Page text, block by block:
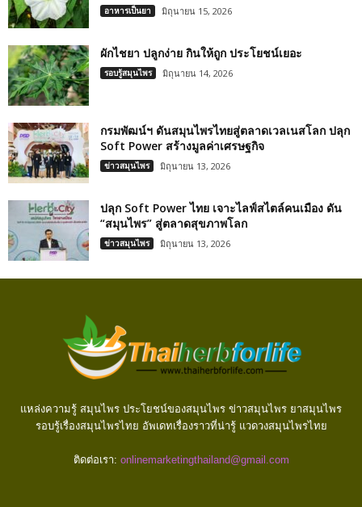
อาหารเป็นยา มิถุนายน 15, 2026
ผักไชยา ปลูกง่าย กินให้ถูก ประโยชน์เยอะ
รอบรู้สมุนไพร มิถุนายน 14, 2026
กรมพัฒน์ฯ ดันสมุนไพรไทยสู่ตลาดเวลเนสโลก ปลุก
Soft Power สร้างมูลค่าเศรษฐกิจ
ข่าวสมุนไพร มิถุนายน 13, 2026
ปลุก Soft Power ไทย เจาะไลฟ์สไตล์คนเมือง ดัน
“สมุนไพร” สู่ตลาดสุขภาพโลก
ข่าวสมุนไพร มิถุนายน 13, 2026
แหล่งความรู้ สมุนไพร ประโยชน์ของสมุนไพร ข่าวสมุนไพร ยาสมุนไพร
รอบรู้เรื่องสมุนไพรไทย อัพเดทเรื่องราวที่น่ารู้ แวดวงสมุนไพรไทย
ติดต่อเรา: onlinemarketingthailand@gmail.com